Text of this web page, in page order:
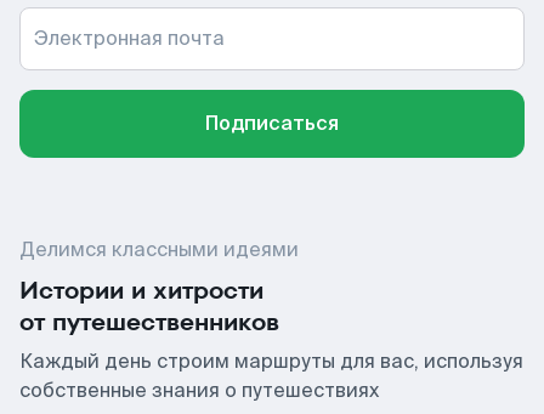
Электронная почта
Подписаться
Делимся классными идеями
Истории и хитрости
от путешественников
Каждый день строим маршруты для вас, используя
собственные знания о путешествиях